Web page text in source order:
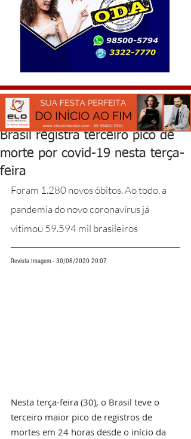
Brasil registra terceiro pico de
morte por covid-19 nesta terça-
feira
Foram 1.280 novos óbitos. Ao todo, a
pandemia do novo coronavírus já
vitimou 59.594 mil brasileiros
Revista Imagem - 30/06/2020 20:07
Nesta terça-feira (30), o Brasil teve o
terceiro maior pico de registros de
mortes em 24 horas desde o início da